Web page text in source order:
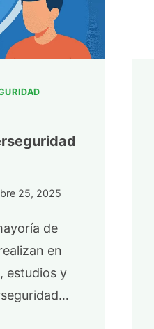
25, 2025
de
en
estudios y